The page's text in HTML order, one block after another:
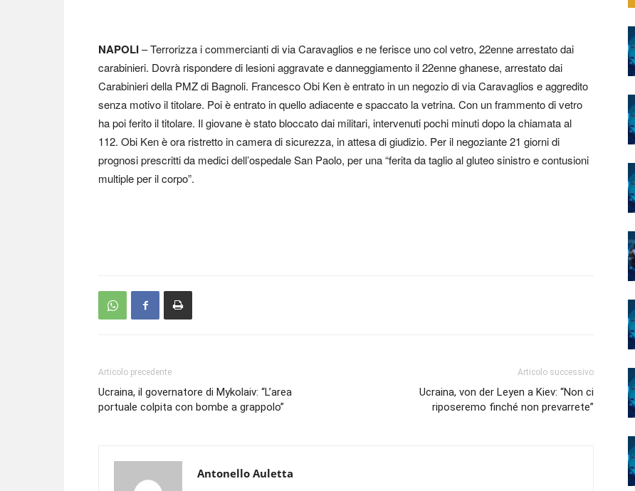
NAPOLI– Terrorizza i commercianti di via Caravaglios e ne ferisce uno col vetro, 22enne arrestato dai
carabinieri. Dovrà rispondere di lesioni aggravate e danneggiamento il 22enne ghanese, arrestato dai
Carabinieri della PMZ di Bagnoli. Francesco Obi Ken è entrato in un negozio di via Caravaglios e aggredito
senza motivo il titolare. Poi è entrato in quello adiacente e spaccato la vetrina. Con un frammento di vetro
ha poi ferito il titolare. Il giovane è stato bloccato dai militari, intervenuti pochi minuti dopo la chiamata al
112. Obi Ken è ora ristretto in camera di sicurezza, in attesa di giudizio. Per il negoziante 21 giorni di
prognosi prescritti da medici dell’ospedale San Paolo, per una “ferita da taglio al gluteo sinistro e contusioni
multiple per il corpo”.
Articolo precedente
Ucraina, il governatore di Mykolaiv: “L’area
portuale colpita con bombe a grappolo”
Articolo successivo
Ucraina, von der Leyen a Kiev: “Non ci
riposeremo finché non prevarrete”
Antonello Auletta